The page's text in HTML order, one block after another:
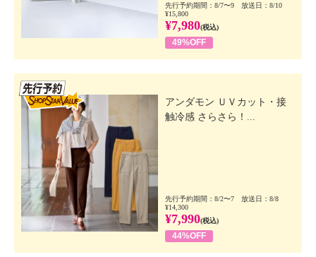
先行予約期間：8/7〜9 放送日：8/10
¥15,800
¥7,980(税込)
49%OFF
アンダモン ＵＶカット・接
触冷感 さらさら！...
先行予約期間：8/2〜7 放送日：8/8
¥14,300
¥7,990(税込)
44%OFF